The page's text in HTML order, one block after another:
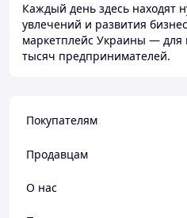
Каждый день здесь находят
увлечений и развития
маркетплейс Украины — для
тысяч предпринимателей.
Покупателям
Продавцам
О нас